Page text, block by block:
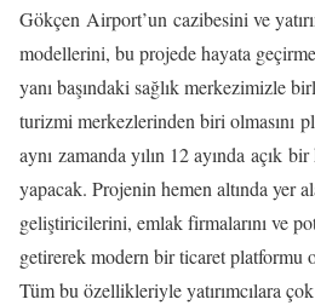
Gökçen Airport’un cazibesini ve
modellerini, bu projede hayata
yanı başındaki sağlık merkezimizle
turizmi merkezlerinden biri olmasını
aynı zamanda yılın 12 ayında açık
yapacak. Projenin hemen altında yer
geliştiricilerini, emlak firmalarını ve
getirerek modern bir ticaret platformu
Tüm bu özellikleriyle yatırımcılara